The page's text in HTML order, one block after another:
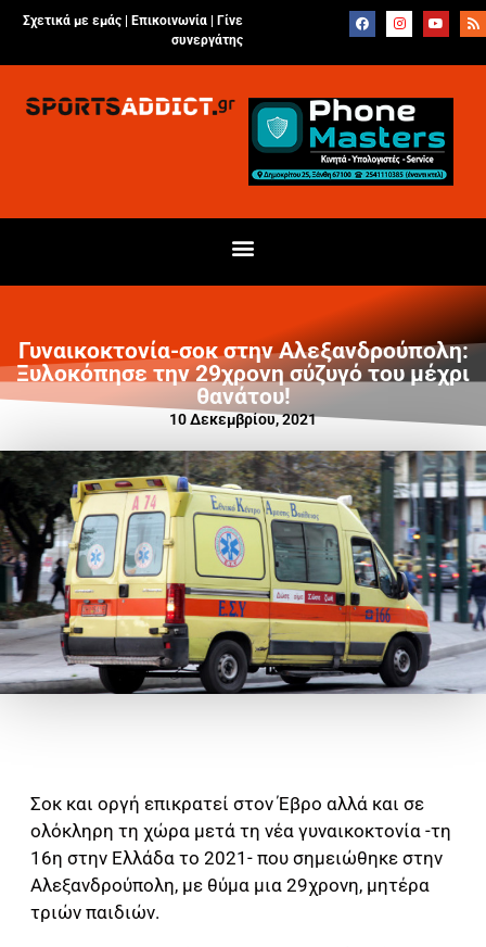
Σχετικά με εμάς | Επικοινωνία
Γίνε
συνεργάτης
Γυναικοκτονία-σοκ στην Αλεξανδρούπολη:
Ξυλοκόπησε την 29χρονη σύζυγό του μέχρι
θανάτου!
10 Δεκεμβρίου, 2021
Σοκ και οργή επικρατεί στον Έβρο αλλά και σε
ολόκληρη τη χώρα μετά τη νέα γυναικοκτονία -τη
16η στην Ελλάδα το 2021- που σημειώθηκε στην
Αλεξανδρούπολη, με θύμα μια 29χρονη, μητέρα
τριών παιδιών.